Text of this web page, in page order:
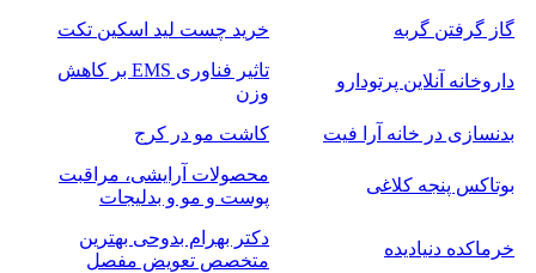
گاز گرفتن گربه خرید چست لید اسکین تکت
داروخانه آنلاین پرتودارو
تاثیر فناوری EMS بر کاهش
وزن
بدنسازی در خانه آرا فیت
کاشت مو در کرج
بوتاکس پنجه کلاغی
محصولات آرایشی، مراقبت
پوست و مو و بدلیجات
خرماکده دنیادیده
دکتر بهرام بدوحی بهترین
متخصص تعویض مفصل